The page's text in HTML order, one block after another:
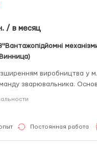
/ в месяц
виробництва у
Основні обов’язки:
якість швів,
техніки безпеки під ...
Постоянная работа